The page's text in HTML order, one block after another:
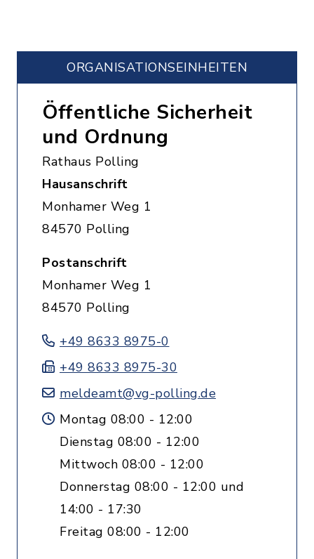
ORGANISATIONS­EINHEITEN
Öffentliche Sicherheit
und Ordnung
Rathaus Polling
Hausanschrift
Monhamer Weg 1
84570 Polling
Postanschrift
Monhamer Weg 1
84570 Polling
+49 8633 8975-0
+49 8633 8975-30
meldeamt@vg-polling.de
Montag 08:00 - 12:00
Dienstag 08:00 - 12:00
Mittwoch 08:00 - 12:00
Donnerstag 08:00 - 12:00 und
14:00 - 17:30
Freitag 08:00 - 12:00